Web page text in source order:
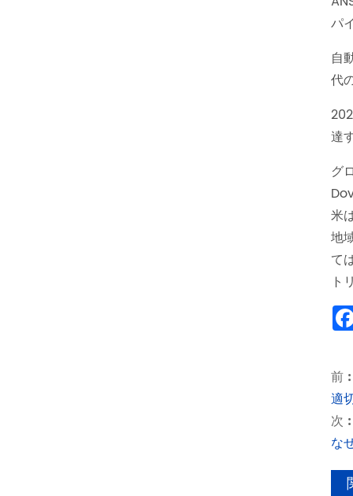
パ
自
代
達
グ
米
地
て
ト
前 :
適
次 :
な